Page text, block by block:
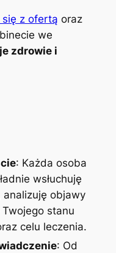
się z ofertą oraz
we
zdrowie i
: Każda osoba
wsłuchuję
analizuję objawy
stanu
celu leczenia.
: Od